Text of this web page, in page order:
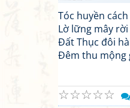
Tóc huyền
Lờ lững mây
Đất Thục đôi
Đêm thu mộng
☆
☆
☆
☆
☆